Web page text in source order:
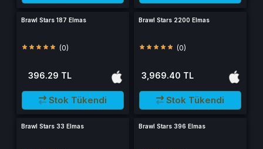
Brawl Stars 187 Elmas
(0)
396.29 TL
Stok Tükendi
Brawl Stars 2200 Elmas
(0)
3,969.40 TL
Stok Tükendi
Brawl Stars 33 Elmas Brawl Stars 396 Elmas